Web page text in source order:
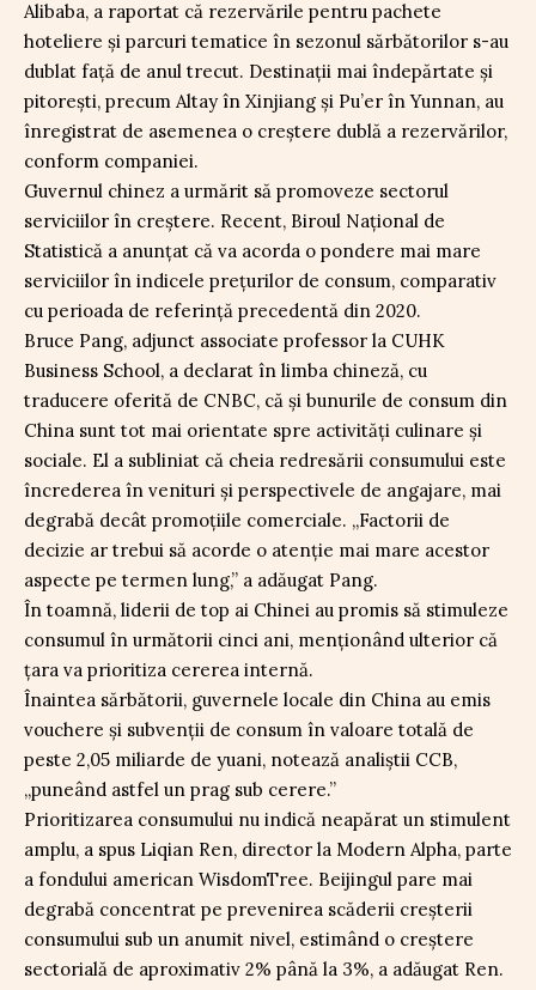
Alibaba, a raportat că rezervările pentru pachete
hoteliere și parcuri tematice în sezonul sărbătorilor s-au
dublat față de anul trecut. Destinații mai îndepărtate și
pitorești, precum Altay în Xinjiang și Pu’er în Yunnan, au
înregistrat de asemenea o creștere dublă a rezervărilor,
conform companiei.
Guvernul chinez a urmărit să promoveze sectorul
serviciilor în creștere. Recent, Biroul Național de
Statistică a anunțat că va acorda o pondere mai mare
serviciilor în indicele prețurilor de consum, comparativ
cu perioada de referință precedentă din 2020.
Bruce Pang, adjunct associate professor la CUHK
Business School, a declarat în limba chineză, cu
traducere oferită de CNBC, că și bunurile de consum din
China sunt tot mai orientate spre activități culinare și
sociale. El a subliniat că cheia redresării consumului este
încrederea în venituri și perspectivele de angajare, mai
degrabă decât promoțiile comerciale. „Factorii de
decizie ar trebui să acorde o atenție mai mare acestor
aspecte pe termen lung,” a adăugat Pang.
În toamnă, liderii de top ai Chinei au promis să stimuleze
consumul în următorii cinci ani, menționând ulterior că
țara va prioritiza cererea internă.
Înaintea sărbătorii, guvernele locale din China au emis
vouchere și subvenții de consum în valoare totală de
peste 2,05 miliarde de yuani, notează analiștii CCB,
„puneând astfel un prag sub cerere.”
Prioritizarea consumului nu indică neapărat un stimulent
amplu, a spus Liqian Ren, director la Modern Alpha, parte
a fondului american WisdomTree. Beijingul pare mai
degrabă concentrat pe prevenirea scăderii creșterii
consumului sub un anumit nivel, estimând o creștere
sectorială de aproximativ 2% până la 3%, a adăugat Ren.